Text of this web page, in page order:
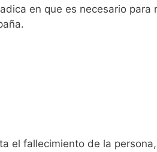
en que es necesario para
el fallecimiento de la